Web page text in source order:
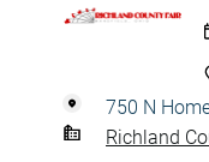
750 N
Richland